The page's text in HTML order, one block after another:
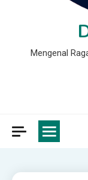
Mengenal